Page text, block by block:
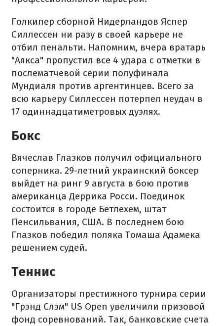
Голкипер сборной Нидерландов Яспер
Силлессен ни разу в своей карьере не
отбил пенальти. Напомним, вчера вратарь
"Аякса" пропустил все 4 удара с отметки в
послематчевой серии полуфинала
Мундиаля против аргентинцев. Всего за
всю карьеру Силлессен потерпел неудач в
17 одиннадцатиметровых дуэлях.
Бокс
Вячеслав Глазков получил официального
соперника. 29-летний украинский боксер
выйдет на ринг 9 августа в бою против
американца Деррика Росси. Поединок
состоится в городе Бетлехем, штат
Пенсильвания, США. В последнем бою
Глазков победил поляка Томаша Адамека
решением судей.
Теннис
Организаторы престижного турнира серии
"Грэнд Слэм" US Open увеличили призовой
фонд соревнований. Так, банковские счета